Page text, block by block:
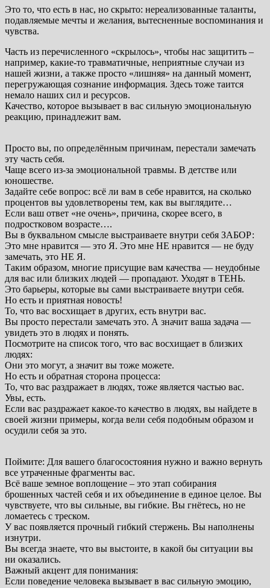
Это то, что есть в нас, но скрыто: нереализованные таланты,
подавляемые мечты и желания, вытесненные воспоминания и
чувства.
Часть из перечисленного «скрылось», чтобы нас защитить –
например, какие-то травматичные, неприятные случаи из
нашей жизни, а также просто «лишняя» на данный момент,
перегружающая сознание информация. Здесь тоже таится
немало наших сил и ресурсов.
Качество, которое вызывает в вас сильную эмоциональную
реакцию, принадлежит вам.
Просто вы, по определённым причинам, перестали замечать
эту часть себя.
Чаще всего из-за эмоциональной травмы. В детстве или
юношестве.
Задайте себе вопрос: всё ли вам в себе нравится, на сколько
процентов вы удовлетворены тем, как вы выглядите…
Если ваш ответ «не очень», причина, скорее всего, в
подростковом возрасте….
Вы в буквальном смысле выстраиваете внутри себя ЗАБОР:
Это мне нравится — это Я. Это мне НЕ нравится — не буду
замечать, это НЕ Я.
Таким образом, многие присущие вам качества — неудобные
для вас или близких людей — пропадают. Уходят в ТЕНЬ.
Это барьеры, которые вы сами выстраиваете внутри себя.
Но есть и приятная новость!
То, что вас восхищает в других, есть внутри вас.
Вы просто перестали замечать это. А значит ваша задача —
увидеть это в людях и понять.
Посмотрите на список того, что вас восхищает в близких
людях:
Они это могут, а значит вы тоже можете.
Но есть и обратная сторона процесса:
То, что вас раздражает в людях, тоже является частью вас.
Увы, есть.
Если вас раздражает какое-то качество в людях, вы найдете в
своей жизни примеры, когда вели себя подобным образом и
осудили себя за это.
Поймите: Для вашего благосостояния нужно и важно вернуть
все утраченные фрагменты вас.
Всё ваше земное воплощение – это этап собирания
брошенных частей себя и их объединение в единое целое. Вы
чувствуете, что вы сильные, вы гибкие. Вы гнётесь, но не
ломаетесь с треском.
У вас появляется прочный гибкий стержень. Вы наполнены
изнутри.
Вы всегда знаете, что вы выстоите, в какой бы ситуации вы
ни оказались.
Важный акцент для понимания:
Если поведение человека вызывает в вас сильную эмоцию,